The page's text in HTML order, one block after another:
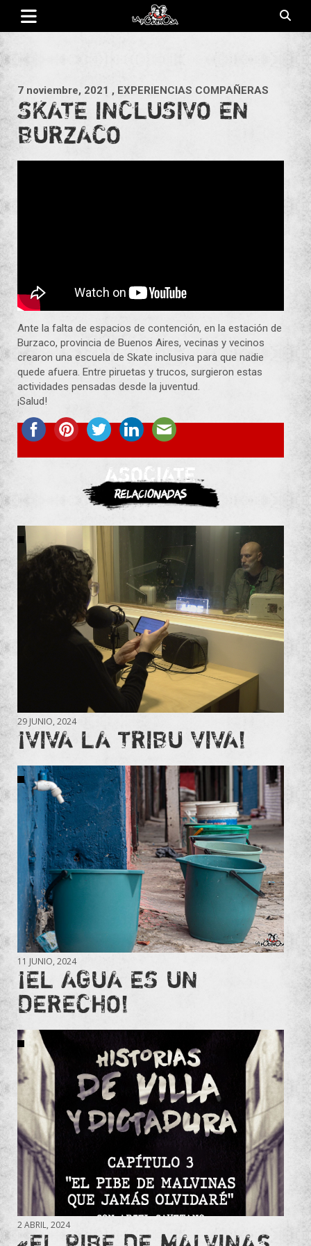
Saltar
contenido
7 noviembre, 2021 , EXPERIENCIAS COMPAÑERAS
SKATE INCLUSIVO EN
BURZACO
Ante la falta de espacios de contención, en la estación de
Burzaco, provincia de Buenos Aires, vecinas y vecinos
crearon una escuela de Skate inclusiva para que nadie
quede afuera. Entre piruetas y trucos, surgieron estas
actividades pensadas desde la juventud.
¡Salud!
ASOCIATE
Relacionadas
29 JUNIO, 2024
¡VIVA LA TRIBU VIVA!
11 JUNIO, 2024
¡EL AGUA ES UN
DERECHO!
2 ABRIL, 2024